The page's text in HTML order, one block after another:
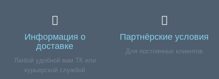
Информация о
доставке
Любой удобной вам ТК или
курьерской службой
Партнёрские условия
Для постоянных клиентов